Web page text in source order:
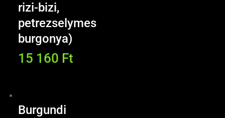
rizi-bizi,
petrezselymes
burgonya)
15 160 Ft
Burgundi